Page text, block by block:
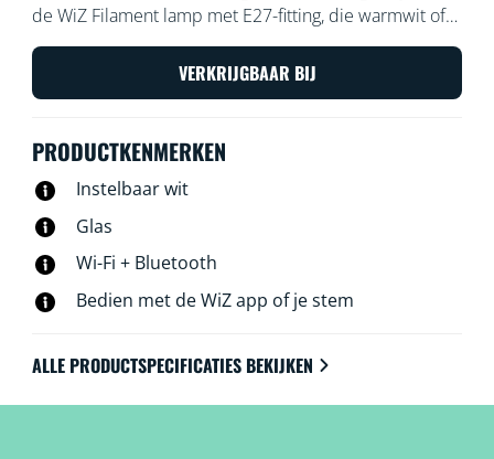
de WiZ Filament lamp met E27-fitting, die warmwit of
koelwit licht geeft. Gebruik de WiZ app of je stem om
de verlichting te dimmen of feller te zetten, of gebruik
voorgeprogrammeerde lichtinstellingen op Wi-Fi-
VERKRIJGBAAR BIJ
PRODUCTKENMERKEN
Instelbaar wit
Glas
Wi-Fi + Bluetooth
Bedien met de WiZ app of je stem
ALLE PRODUCTSPECIFICATIES BEKIJKEN